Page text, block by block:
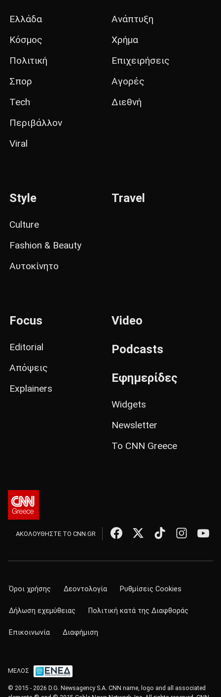
Ελλάδα
Κόσμος
Πολιτική
Σπορ
Tech
Περιβάλλον
Viral
Ανάπτυξη
Χρήμα
Επιχειρήσεις
Αγορές
Διεθνή
Style
Culture
Fashion & Beauty
Αυτοκίνητο
Travel
Focus
Editorial
Απόψεις
Explainers
Video
Podcasts
Εφημερίδες
Widgets
Newsletter
Το CNN Greece
ΑΚΟΛΟΥΘΗΣΤΕ ΤΟ CNN.GR
Όροι χρήσης Δεοντολογία Ρυθμίσεις Cookies
Δήλωση εχεμύθειας Πολιτική κατά της Διαφθοράς
Επικοινωνία Διαφήμιση
ΜΕΛΟΣ
© 2015 - 2026 D.G. Newsagency S.A. CNN name, logo and all associated